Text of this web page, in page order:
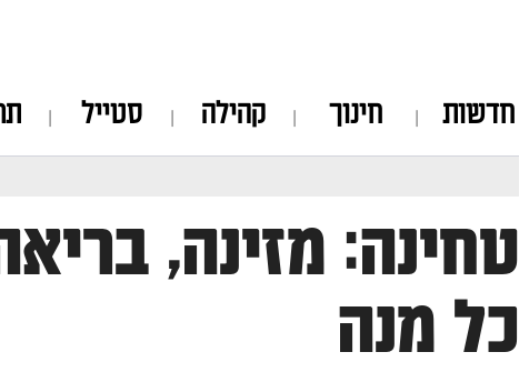
חדשות חינוך קהילה סטייל
טחינה: מזינה,
כל מנה